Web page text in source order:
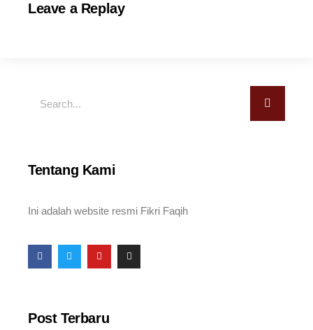
Leave a Replay
Tentang Kami
Ini adalah website resmi Fikri Faqih
Post Terbaru